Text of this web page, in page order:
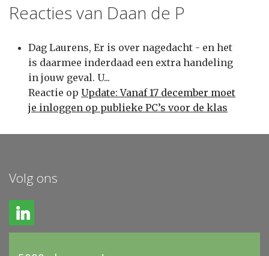
Reacties van Daan de P
Dag Laurens, Er is over nagedacht - en het
is daarmee inderdaad een extra handeling
in jouw geval. U...
Reactie op Update: Vanaf 17 december moet
je inloggen op publieke PC’s voor de klas
Volg ons